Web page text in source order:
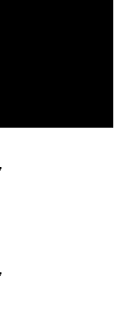
Picture